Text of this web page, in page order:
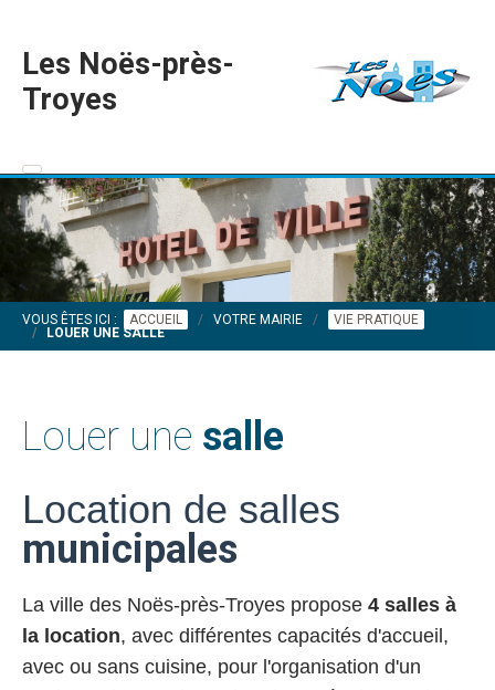
Les Noës-près-
Troyes
VOUS ÊTES ICI : ACCUEIL VOTRE MAIRIE
VIE PRATIQUE
LOUER UNE SALLE
Louer une salle
Location de salles
municipales
La ville des Noës-près-Troyes propose 4 salles à
la location, avec différentes capacités d'accueil,
avec ou sans cuisine, pour l'organisation d'un